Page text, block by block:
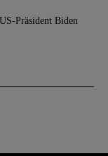
Präsident Biden